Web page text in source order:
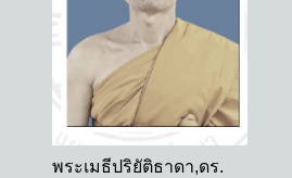
พระเมธีปริยัติธาดา,ดร.